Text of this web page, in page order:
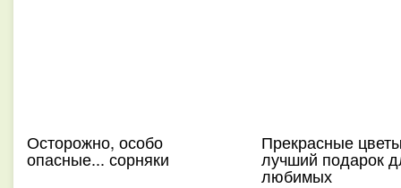
Осторожно, особо
опасные... сорняки
Прекрасные
лучший подарок
любимых